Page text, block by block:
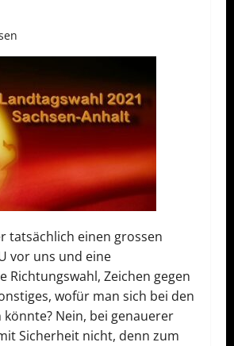
tatsächlich einen grossen
vor uns und eine
Richtungswahl, Zeichen gegen
wofür man sich bei den
könnte? Nein, bei genauerer
Sicherheit nicht, denn zum